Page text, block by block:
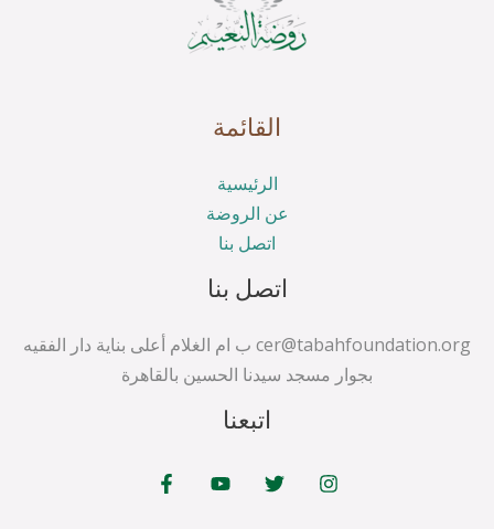
القائمة
الرئيسية
عن الروضة
اتصل بنا
اتصل بنا
cer@tabahfoundation.org ب ام الغلام أعلى بناية دار الفقيه
بجوار مسجد سيدنا الحسين بالقاهرة
اتبعنا